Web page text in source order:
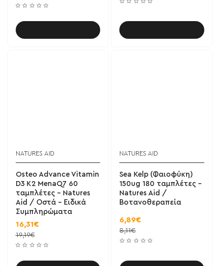
NATURES AID
Osteo Advance Vitamin
D3 K2 MenaQ7 60
ταμπλέτες - Natures
Aid / Οστά - Ειδικά
Συμπληρώματα
16,31€
19,19€
NATURES AID
Sea Kelp (Φαιοφύκη)
150ug 180 ταμπλέτες -
Natures Aid /
Βοτανοθεραπεία
6,89€
8,11€